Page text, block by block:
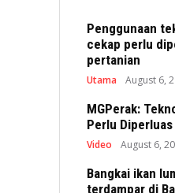
Penggunaan
cekap perlu
pertanian
Utama August 6,
MGPerak:
Perlu
Video August 6,
Bangkai ikan
terdampar di